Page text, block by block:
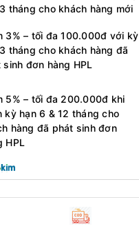
tháng cho khách hàng mới
3% – tối đa 100.000đ với kỳ
tháng cho khách hàng đã
sinh đơn hàng HPL
5% – tối đa 200.000đ khi
kỳ hạn 6 & 12 tháng cho
hàng đã phát sinh đơn
HPL